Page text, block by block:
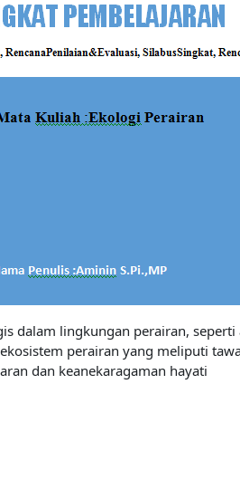
dalam lingkungan perairan,
perairan yang meliputi
dan keanekaragaman hayati